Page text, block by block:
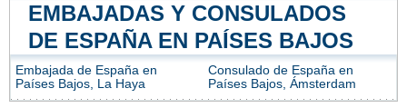
EMBAJADAS Y CONSULADOS
DE ESPAÑA EN PAÍSES BAJOS
Embajada de España en
Países Bajos, La Haya
Consulado de España en
Países Bajos, Ámsterdam